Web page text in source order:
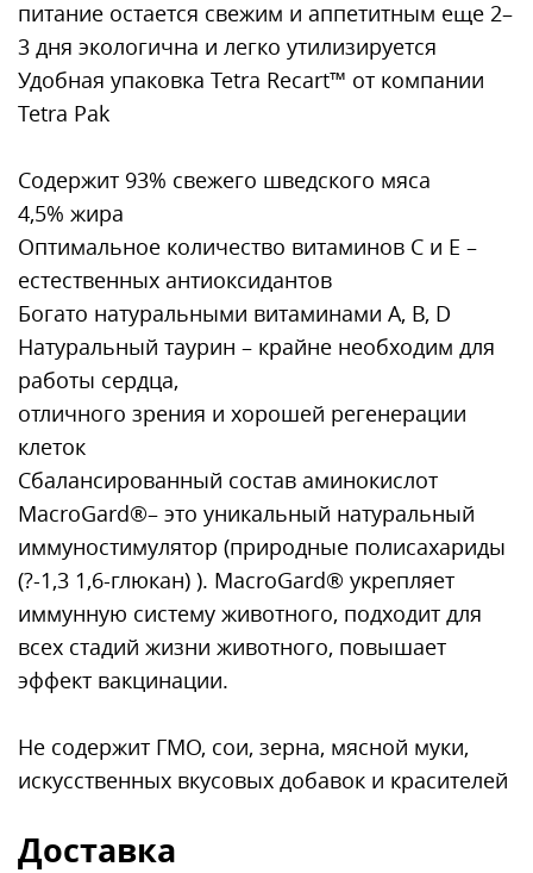
питание остается свежим и аппетитным еще 2–
3 дня экологична и легко утилизируется
Удобная упаковка Tetra Recart™ от компании
Tetra Pak
Содержит 93% свежего шведского мяса
4,5% жира
Оптимальное количество витаминов С и Е –
естественных антиоксидантов
Богато натуральными витаминами А, В, D
Натуральный таурин – крайне необходим для
работы сердца,
отличного зрения и хорошей регенерации
клеток
Сбалансированный состав аминокислот
MacroGard®– это уникальный натуральный
иммуностимулятор (природные полисахариды
(?-1,3 1,6-глюкан) ). MacroGard® укрепляет
иммунную систему животного, подходит для
всех стадий жизни животного, повышает
эффект вакцинации.
Не содержит ГМО, сои, зерна, мясной муки,
искусственных вкусовых добавок и красителей
Доставка